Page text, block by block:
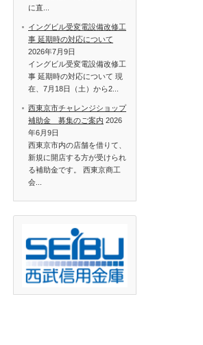
に直...
イングビル受変電設備改修工
事 延期時の対応について
2026年7月9日
イングビル受変電設備改修工
事 延期時の対応について 現
在、7月18日（土）から2...
西東京市チャレンジショップ
補助金 募集のご案内 2026
年6月9日
西東京市内の店舗を借りて、
新規に開店する方が受けられ
る補助金です。 西東京商工
会...